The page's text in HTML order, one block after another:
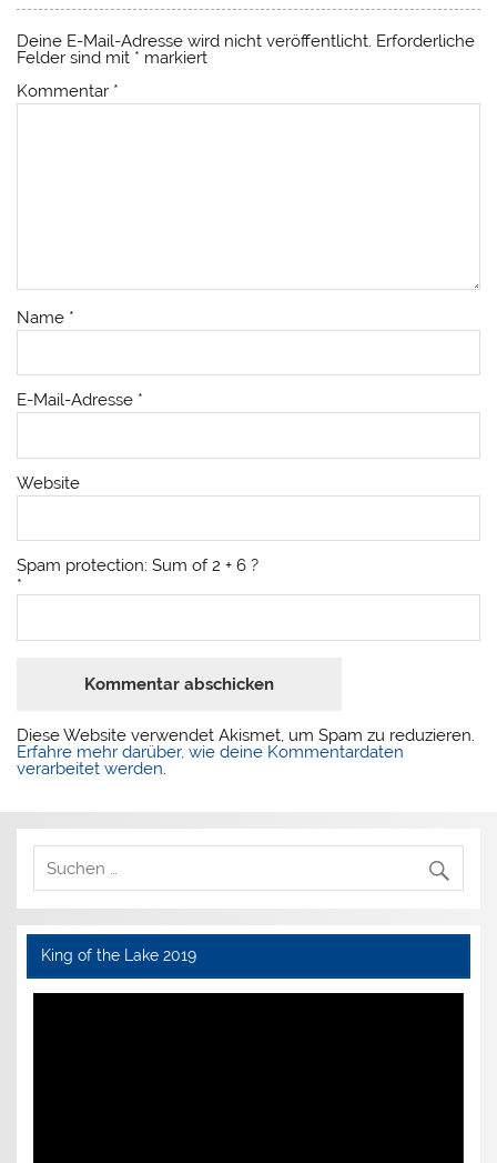
Deine E-Mail-Adresse wird nicht veröffentlicht. Erforderliche
Felder sind mit * markiert
Kommentar *
Name *
E-Mail-Adresse *
Website
Spam protection: Sum of 2 + 6 ?
*
Diese Website verwendet Akismet, um Spam zu reduzieren.
Erfahre mehr darüber, wie deine Kommentardaten
verarbeitet werden.
King of the Lake 2019